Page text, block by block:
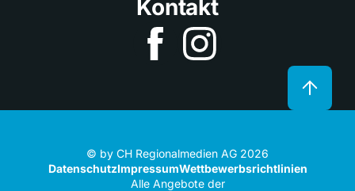
Kontakt
© by CH Regionalmedien AG 2026
DatenschutzImpressumWettbewerbsrichtlinien
Alle Angebote der